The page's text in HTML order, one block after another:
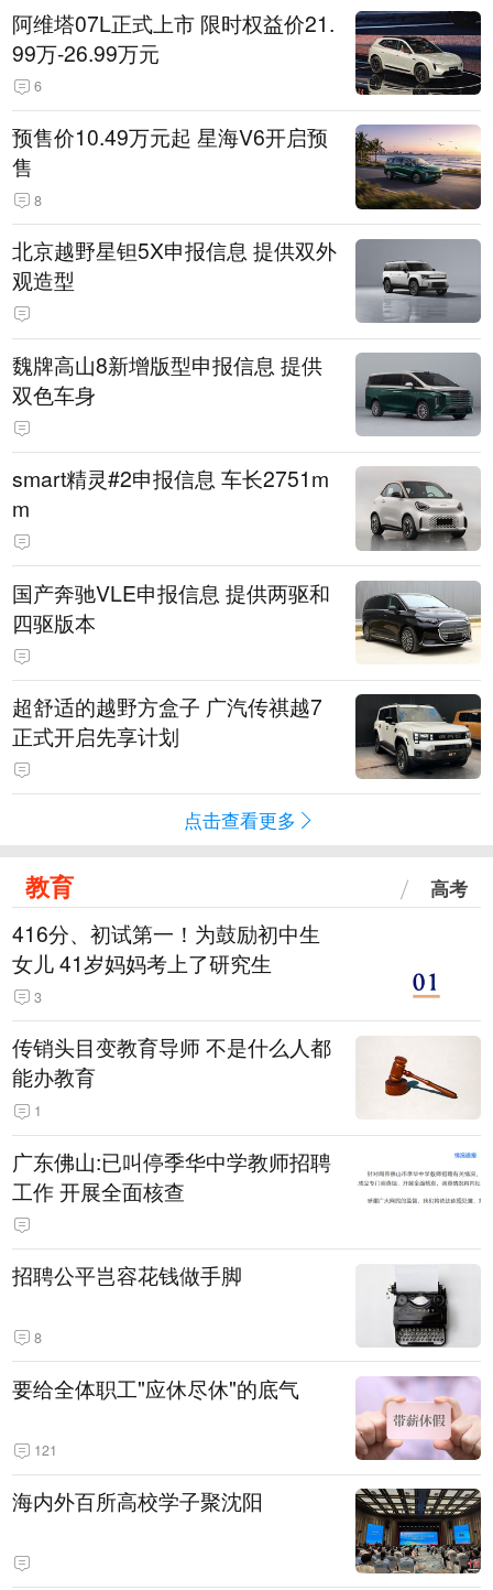
阿维塔07L正式上市 限时权益价21.
99万-26.99万元
6
预售价10.49万元起 星海V6开启预
售
8
北京越野星钽5X申报信息 提供双外
观造型
魏牌高山8新增版型申报信息 提供
双色车身
smart精灵#2申报信息 车长2751m
m
国产奔驰VLE申报信息 提供两驱和
四驱版本
超舒适的越野方盒子 广汽传祺越7
正式开启先享计划
点击查看更多
教育 高考
416分、初试第一！为鼓励初中生
女儿 41岁妈妈考上了研究生
3
传销头目变教育导师 不是什么人都
能办教育
1
广东佛山:已叫停季华中学教师招聘
工作 开展全面核查
招聘公平岂容花钱做手脚
8
要给全体职工"应休尽休"的底气
121
海内外百所高校学子聚沈阳